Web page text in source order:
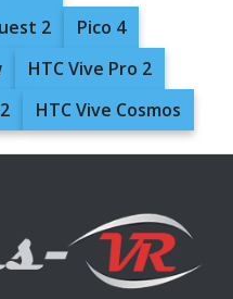
2
Pico 4
HTC Vive Pro 2
HTC Vive Cosmos